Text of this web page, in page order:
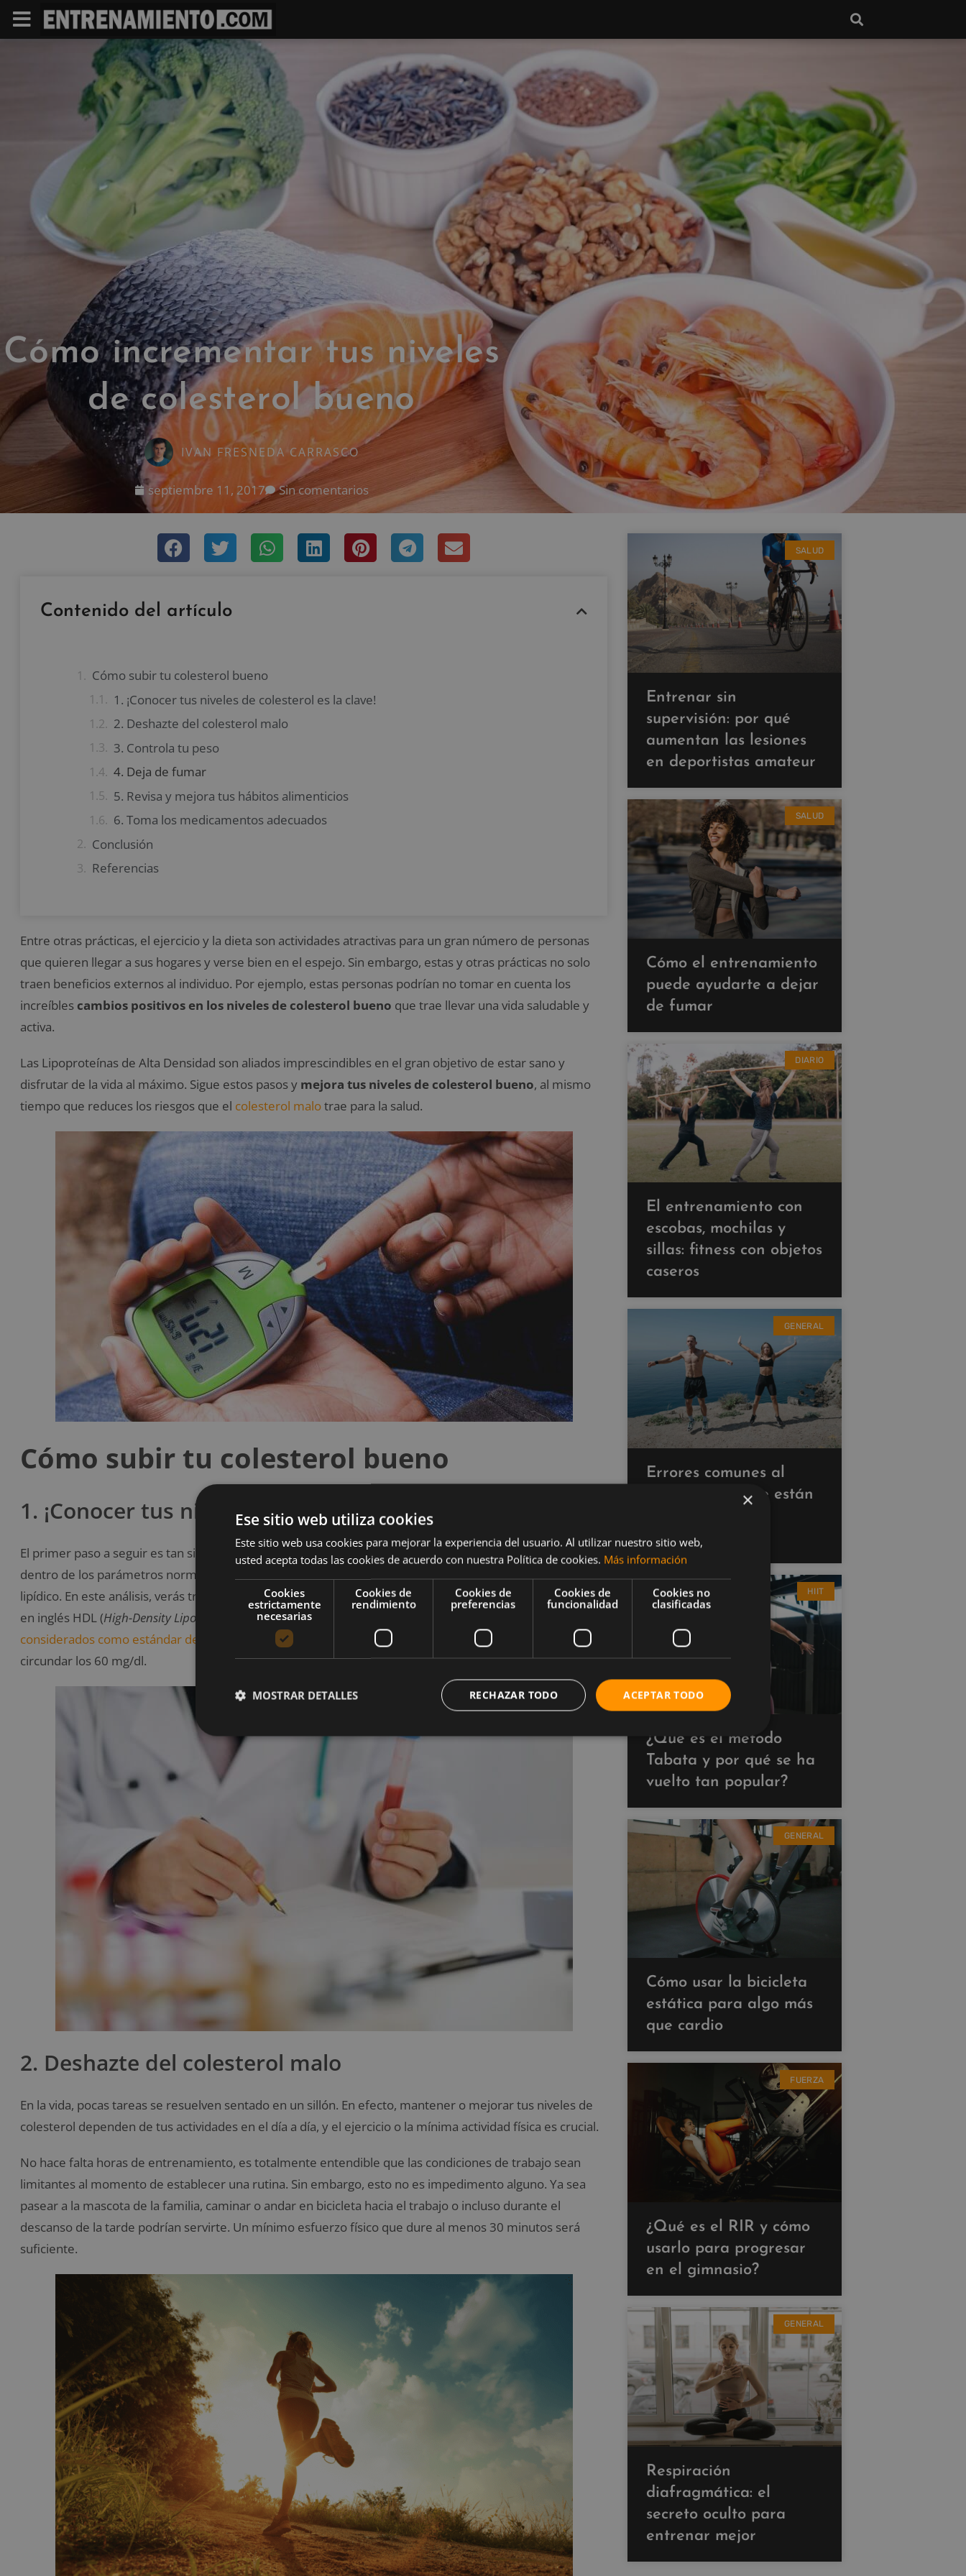
Cómo incrementar tus niveles
de colesterol bueno
IVAN FRESNEDA CARRASCO
septiembre 11, 2017 Sin comentarios
Contenido del artículo
Cómo subir tu colesterol bueno
1. ¡Conocer tus niveles de colesterol es la clave!
2. Deshazte del colesterol malo
3. Controla tu peso
4. Deja de fumar
5. Revisa y mejora tus hábitos alimenticios
6. Toma los medicamentos adecuados
Conclusión
Referencias
Entre otras prácticas, el ejercicio y la dieta son actividades atractivas para un gran número de personas
que quieren llegar a sus hogares y verse bien en el espejo. Sin embargo, estas y otras prácticas no solo
traen beneficios externos al individuo. Por ejemplo, estas personas podrían no tomar en cuenta los
increíbles cambios positivos en los niveles de colesterol bueno que trae llevar una vida saludable y
activa.
Las Lipoproteínas de Alta Densidad son aliados imprescindibles en el gran objetivo de estar sano y
disfrutar de la vida al máximo. Sigue estos pasos y mejora tus niveles de colesterol bueno, al mismo
tiempo que reduces los riesgos que el colesterol malotrae para la salud.
Cómo subir tu colesterol bueno
1. ¡Conocer tus niveles de colesterol es la clave!
El primer paso a seguir es tan simple como saber cuáles son tus valores de colesteroly si están o no
dentro de los parámetros normales. Para ello, acude a tu centro médico más cercano y pide un perfíl
lipídico. En este análisis, verás tres datos cruciales: el colesterol total, el colesterol bueno o por sus siglas
en inglés HDL (High-Density Lipoprotein) y el colesterol malo o LDL (Low-Density Lipoprotein). Los
considerados como estándar de colesterol totalno deben pasar de 200 mg/dl y los de HDL deben
circundar los 60 mg/dl.
2. Deshazte del colesterol malo
En la vida, pocas tareas se resuelven sentado en un sillón. En efecto, mantener o mejorar tus niveles de
colesterol dependen de tus actividades en el día a día, y el ejercicio o la mínima actividad física es crucial.
No hace falta horas de entrenamiento, es totalmente entendible que las condiciones de trabajo sean
limitantes al momento de establecer una rutina. Sin embargo, esto no es impedimento alguno. Ya sea
pasear a la mascota de la familia, caminar o andar en bicicleta hacia el trabajo o incluso durante el
descanso de la tarde podrían servirte. Un mínimo esfuerzo físico que dure al menos 30 minutos será
suficiente.
SALUD
Entrenar sin
supervisión: por qué
aumentan las lesiones
en deportistas amateur
SALUD
Cómo el entrenamiento
puede ayudarte a dejar
de fumar
DIARIO
El entrenamiento con
escobas, mochilas y
sillas: fitness con objetos
caseros
GENERAL
Errores comunes al
hacer cardio que están
resultados
HIIT
¿Qué es el método
Tabata y por qué se ha
vuelto tan popular?
GENERAL
Cómo usar la bicicleta
estática para algo más
que cardio
FUERZA
¿Qué es el RIR y cómo
usarlo para progresar
en el gimnasio?
GENERAL
Respiración
diafragmática: el
secreto oculto para
entrenar mejor
×
Ese sitio web utiliza cookies
Este sitio web usa cookies para mejorar la experiencia del usuario. Al utilizar nuestro sitio web,
usted acepta todas las cookies de acuerdo con nuestra Política de cookies. Más información
Cookies
estrictamente
necesarias
Cookies de
rendimiento
Cookies de
preferencias
Cookies de
funcionalidad
Cookies no
clasificadas
ACEPTAR TODO
RECHAZAR TODO
MOSTRAR DETALLES